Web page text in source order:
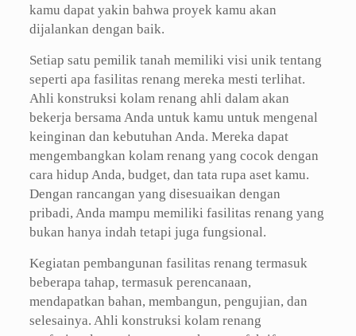
kamu dapat yakin bahwa proyek kamu akan
dijalankan dengan baik.
Setiap satu pemilik tanah memiliki visi unik tentang
seperti apa fasilitas renang mereka mesti terlihat.
Ahli konstruksi kolam renang ahli dalam akan
bekerja bersama Anda untuk kamu untuk mengenal
keinginan dan kebutuhan Anda. Mereka dapat
mengembangkan kolam renang yang cocok dengan
cara hidup Anda, budget, dan tata rupa aset kamu.
Dengan rancangan yang disesuaikan dengan
pribadi, Anda mampu memiliki fasilitas renang yang
bukan hanya indah tetapi juga fungsional.
Kegiatan pembangunan fasilitas renang termasuk
beberapa tahap, termasuk perencanaan,
mendapatkan bahan, membangun, pengujian, dan
selesainya. Ahli konstruksi kolam renang